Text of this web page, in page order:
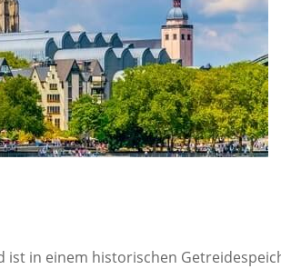
ist in einem historischen